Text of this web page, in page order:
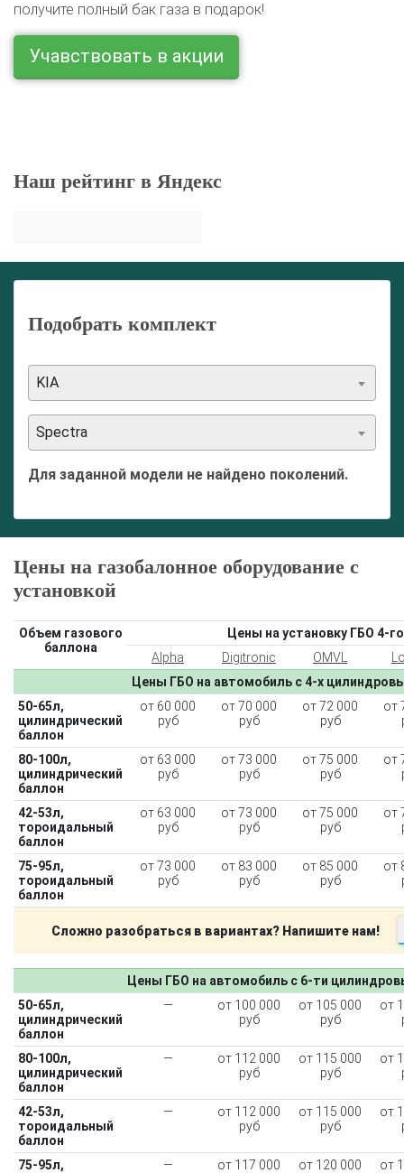
получите полный бак газа в подарок!
Учавствовать в акции
Наш рейтинг в Яндекс
Подобрать комплект
KIA
Spectra
Для заданной модели не найдено поколений.
Цены на газобалонное оборудование с
установкой
Объем газового
баллона
Цены на установку ГБО 4-
Alpha
Digitronic OMVL
Цены ГБО на автомобиль с 4-х
50-65л,
цилиндрический
баллон
от 60 000
руб
от 70 000
руб
от 72 000
руб
от
80-100л,
цилиндрический
баллон
от 63 000
руб
от 73 000
руб
от 75 000
руб
от
42-53л,
тороидальный
баллон
от 63 000
руб
от 73 000
руб
от 75 000
руб
от
75-95л,
тороидальный
баллон
от 73 000
руб
от 83 000
руб
от 85 000
руб
от
Сложно разобраться в вариантах? Напишите нам!
Цены ГБО на автомобиль с 6-ти
50-65л,
цилиндрический
баллон
—
от 100 000
руб
от 105 000
руб
от
80-100л,
цилиндрический
баллон
—
от 112 000
руб
от 115 000
руб
от
42-53л,
тороидальный
баллон
—
от 112 000
руб
от 115 000
руб
от
75-95л,
—
от 117 000
от 120 000
от